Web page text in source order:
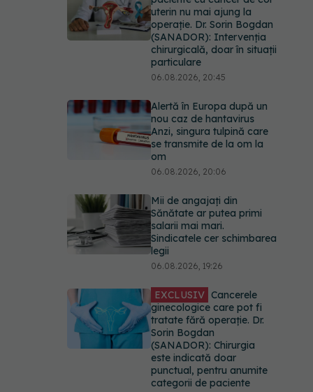
uterin nu mai ajung la
operație. Dr. Sorin Bogdan
(SANADOR): Intervenția
chirurgicală, doar în situații
particulare
06.08.2026, 20:45
Alertă în Europa după un
nou caz de hantavirus
Anzi, singura tulpină care
se transmite de la om la
om
06.08.2026, 20:06
Mii de angajați din
Sănătate ar putea primi
salarii mai mari.
Sindicatele cer schimbarea
legii
06.08.2026, 19:26
EXCLUSIV Cancerele
ginecologice care pot fi
tratate fără operație. Dr.
Sorin Bogdan
(SANADOR): Chirurgia
este indicată doar
punctual, pentru anumite
categorii de paciente